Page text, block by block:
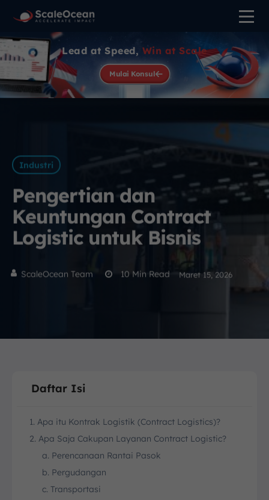
Lead at Speed, Win at Scale
Mulai Konsul
Industri
Pengertian dan
Keuntungan Contract
Logistic untuk Bisnis
ScaleOcean Team 10 Min Read Maret 15, 2026
Daftar Isi
1. Apa itu Kontrak Logistik (Contract Logistics)?
2. Apa Saja Cakupan Layanan Contract Logistic?
a. Perencanaan Rantai Pasok
b. Pergudangan
c. Transportasi